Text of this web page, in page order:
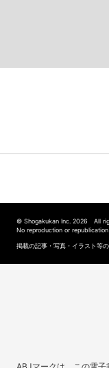
© Shogakukan Inc. 2026 All
No reproduction or
掲載の記事・写真・イラスト等